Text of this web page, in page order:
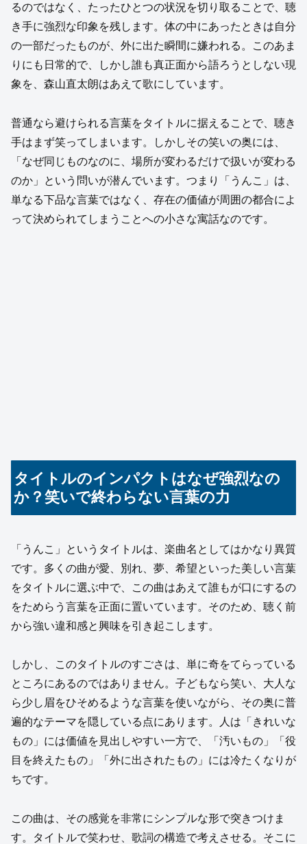
るのではなく、たったひとつの状況を切り取ることで、聴
き手に強烈な印象を残します。体の中にあったときは自分
の一部だったものが、外に出た瞬間に嫌われる。このあま
りにも日常的で、しかし誰も真正面から語ろうとしない現
象を、森山直太朗はあえて歌にしています。
普通なら避けられる言葉をタイトルに据えることで、聴き
手はまず笑ってしまいます。しかしその笑いの奥には、
「なぜ同じものなのに、場所が変わるだけで扱いが変わる
のか」という問いが潜んでいます。つまり「うんこ」は、
単なる下品な言葉ではなく、存在の価値が周囲の都合によ
って決められてしまうことへの小さな寓話なのです。
タイトルのインパクトはなぜ強烈なの
か？笑いで終わらない言葉の力
「うんこ」というタイトルは、楽曲名としてはかなり異質
です。多くの曲が愛、別れ、夢、希望といった美しい言葉
をタイトルに選ぶ中で、この曲はあえて誰もが口にするの
をためらう言葉を正面に置いています。そのため、聴く前
から強い違和感と興味を引き起こします。
しかし、このタイトルのすごさは、単に奇をてらっている
ところにあるのではありません。子どもなら笑い、大人な
ら少し眉をひそめるような言葉を使いながら、その奥に普
遍的なテーマを隠している点にあります。人は「きれいな
もの」には価値を見出しやすい一方で、「汚いもの」「役
目を終えたもの」「外に出されたもの」には冷たくなりが
ちです。
この曲は、その感覚を非常にシンプルな形で突きつけま
す。タイトルで笑わせ、歌詞の構造で考えさせる。そこに